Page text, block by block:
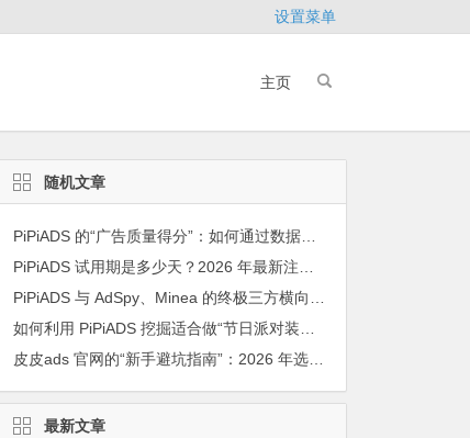
设置菜单
主页
随机文章
PiPiADS 的“广告质量得分”：如何通过数据避开低转化素材？
皮皮ads 官网的“新手避坑指南”：2026 年选品过程中最容易踩的 10 个雷区
最新文章